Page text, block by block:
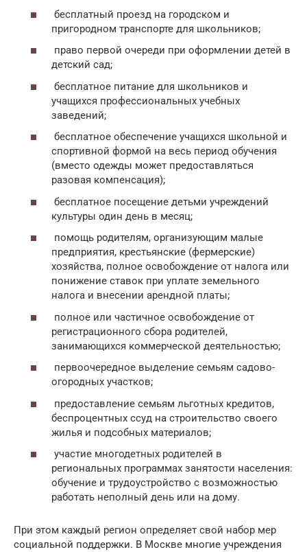
бесплатный проезд на городском и
пригородном транспорте для школьников;
право первой очереди при оформлении детей в
детский сад;
бесплатное питание для школьников и
учащихся профессиональных учебных
заведений;
бесплатное обеспечение учащихся школьной и
спортивной формой на весь период обучения
(вместо одежды может предоставляться
разовая компенсация);
бесплатное посещение детьми учреждений
культуры один день в месяц;
помощь родителям, организующим малые
предприятия, крестьянские (фермерские)
хозяйства, полное освобождение от налога или
понижение ставок при уплате земельного
налога и внесении арендной платы;
полное или частичное освобождение от
регистрационного сбора родителей,
занимающихся коммерческой деятельностью;
первоочередное выделение семьям садово-
огородных участков;
предоставление семьям льготных кредитов,
беспроцентных ссуд на строительство своего
жилья и подсобных материалов;
участие многодетных родителей в
региональных программах занятости населения:
обучение и трудоустройство с возможностью
работать неполный день или на дому.
При этом каждый регион определяет свой набор мер
социальной поддержки. В Москве многие учреждения